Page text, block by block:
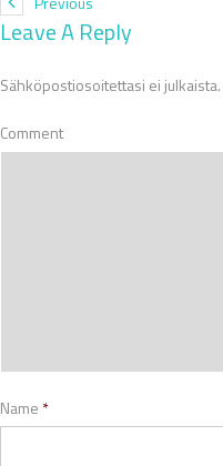
Leave A Reply
Sähköpostiosoitettasi ei julkaista.
Comment
Name *